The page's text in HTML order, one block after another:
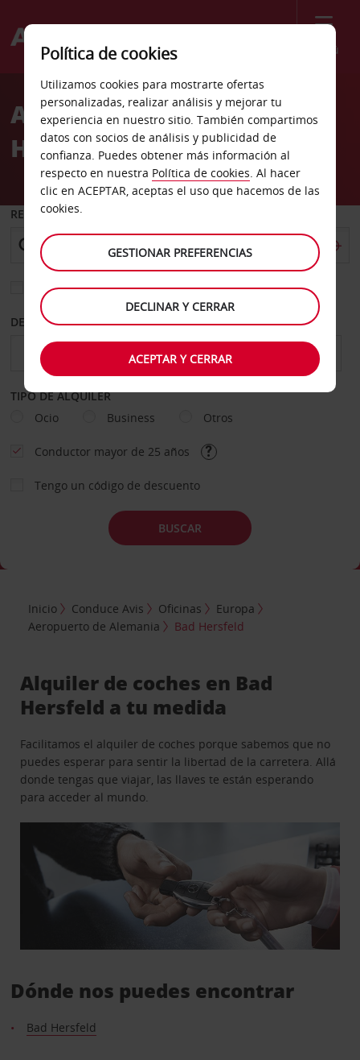
Menú
Welcome
AvisAlquiler de coches Bad
Hersfeld
RECOGER EN
Elegir otra oficina de devolución
DESDE HASTA
TIPO DE ALQUILER
Ocio
Business Otros
Conductor mayor de 25 años
Tengo un código de descuento
BUSCAR
Inicio Conduce Avis Oficinas
Europa
Aeropuerto de Alemania
Bad Hersfeld
Alquiler de coches en Bad
Hersfeld a tu medida
Facilitamos el alquiler de coches porque sabemos que no
puedes esperar para sentir la libertad de la carretera. Allá
donde tengas que viajar, las llaves te están esperando
para acceder al mundo.
Dónde nos puedes encontrar
Bad Hersfeld
Política de cookies
Utilizamos cookies para mostrarte ofertas
personalizadas, realizar análisis y mejorar tu
experiencia en nuestro sitio. También compartimos
datos con socios de análisis y publicidad de
confianza. Puedes obtener más información al
respecto en nuestra Política de cookies. Al hacer
clic en ACEPTAR, aceptas el uso que hacemos de las
cookies.
GESTIONAR PREFERENCIAS
DECLINAR Y CERRAR
ACEPTAR Y CERRAR